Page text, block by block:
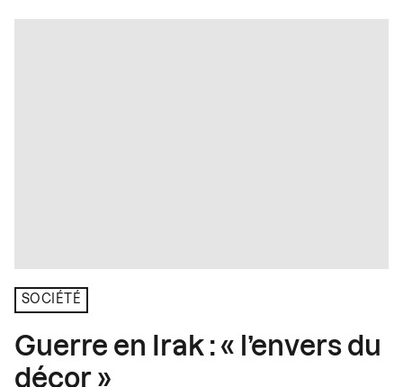
SOCIÉTÉ
Guerre en Irak : « l’envers du
décor »